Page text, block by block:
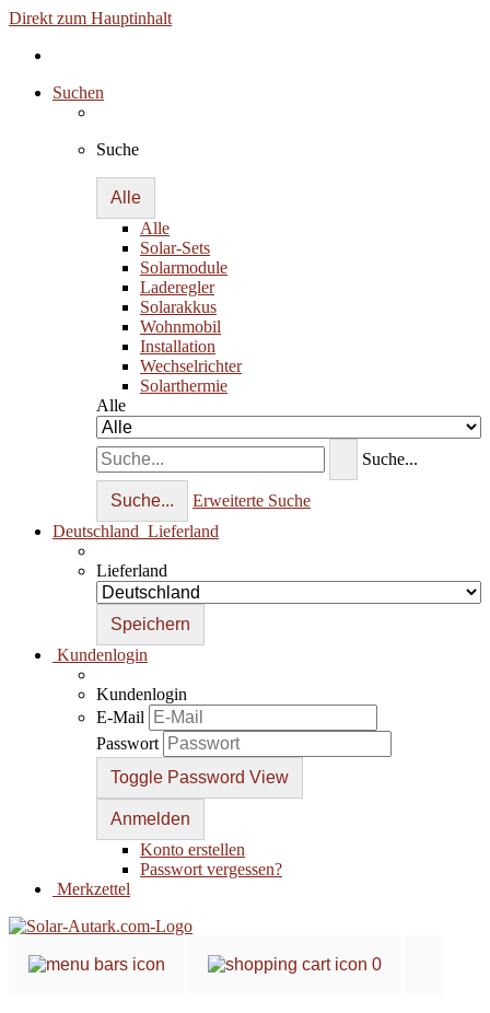
Direkt zum Hauptinhalt
Suchen
Suche
Alle
Alle
Solar-Sets
Solarmodule
Laderegler
Solarakkus
Wohnmobil
Installation
Wechselrichter
Solarthermie
Alle
Suche...
Suche...
Erweiterte Suche
Deutschland Lieferland
Lieferland
Kundenlogin
Kundenlogin
E-Mail
Passwort
Toggle Password View
Konto erstellen
Passwort vergessen?
Merkzettel
0